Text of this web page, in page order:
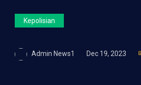
Kepolisian
Admin News1 Dec 19, 2023